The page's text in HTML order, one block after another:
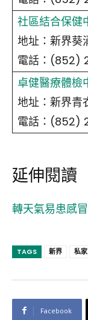
社區結合保健
地址：新界葵
電話：(852)
卓健醫療體檢
地址：新界青
電話：(852)
延伸閱讀
轉天氣易患感
TAGS 新界 私家
Facebook